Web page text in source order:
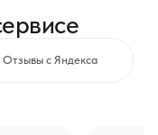
Отзывы с Яндекса